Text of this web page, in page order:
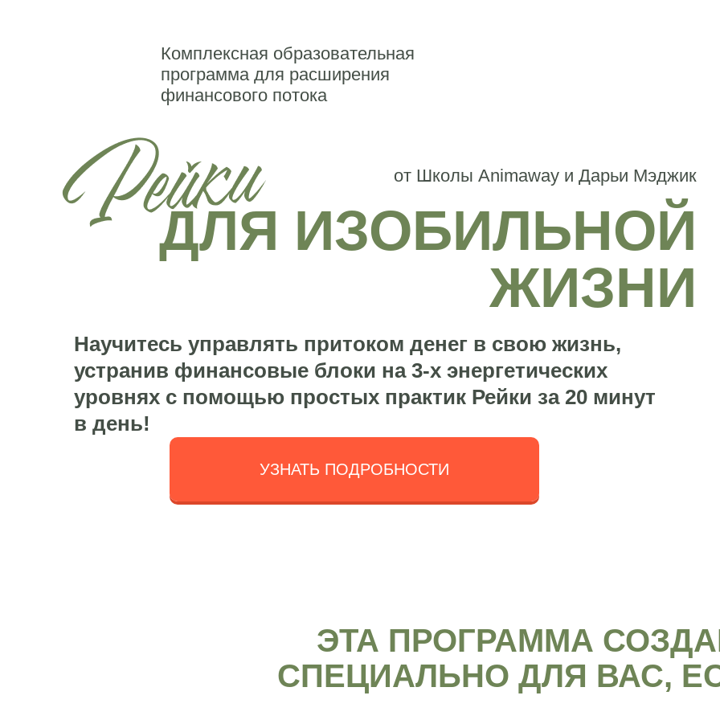
ЖИЗНИ
Комплексная образовательная
программа для расширения
финансового потока
от Школы Animaway и Дарьи Мэджик
ДЛЯ ИЗОБИЛЬНОЙ
Научитесь управлять притоком денег в свою жизнь,
устранив финансовые блоки на 3-х энергетических
уровнях с помощью простых практик Рейки за 20 минут
в день!
УЗНАТЬ ПОДРОБНОСТИ
ЭТА ПРОГРАММА
СПЕЦИАЛЬНО ДЛЯ ВАС,